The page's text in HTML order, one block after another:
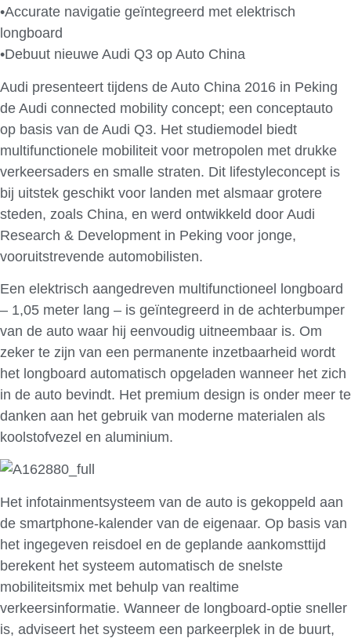
•Accurate navigatie geïntegreerd met elektrisch
longboard
•Debuut nieuwe Audi Q3 op Auto China
Audi presenteert tijdens de Auto China 2016 in Peking
de Audi connected mobility concept; een conceptauto
op basis van de Audi Q3. Het studiemodel biedt
multifunctionele mobiliteit voor metropolen met drukke
verkeersaders en smalle straten. Dit lifestyleconcept is
bij uitstek geschikt voor landen met alsmaar grotere
steden, zoals China, en werd ontwikkeld door Audi
Research & Development in Peking voor jonge,
vooruitstrevende automobilisten.
Een elektrisch aangedreven multifunctioneel longboard
– 1,05 meter lang – is geïntegreerd in de achterbumper
van de auto waar hij eenvoudig uitneembaar is. Om
zeker te zijn van een permanente inzetbaarheid wordt
het longboard automatisch opgeladen wanneer het zich
in de auto bevindt. Het premium design is onder meer te
danken aan het gebruik van moderne materialen als
koolstofvezel en aluminium.
Het infotainmentsysteem van de auto is gekoppeld aan
de smartphone-kalender van de eigenaar. Op basis van
het ingegeven reisdoel en de geplande aankomsttijd
berekent het systeem automatisch de snelste
mobiliteitsmix met behulp van realtime
verkeersinformatie. Wanneer de longboard-optie sneller
is, adviseert het systeem een parkeerplek in de buurt,